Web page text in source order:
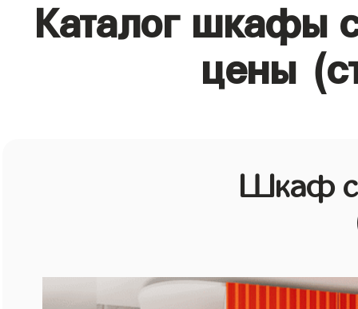
Каталог шкафы
цены
Шкаф с